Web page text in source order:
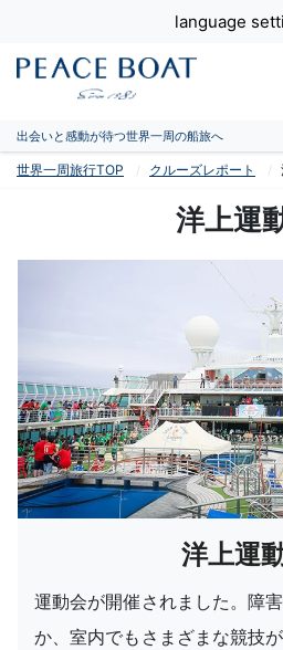
language
出会いと感動が待つ世界一周の船旅へ
世界一周旅行TOP クルーズレポート
洋上運
洋上運
運動会が開催されました。障
か、室内でもさまざまな競技